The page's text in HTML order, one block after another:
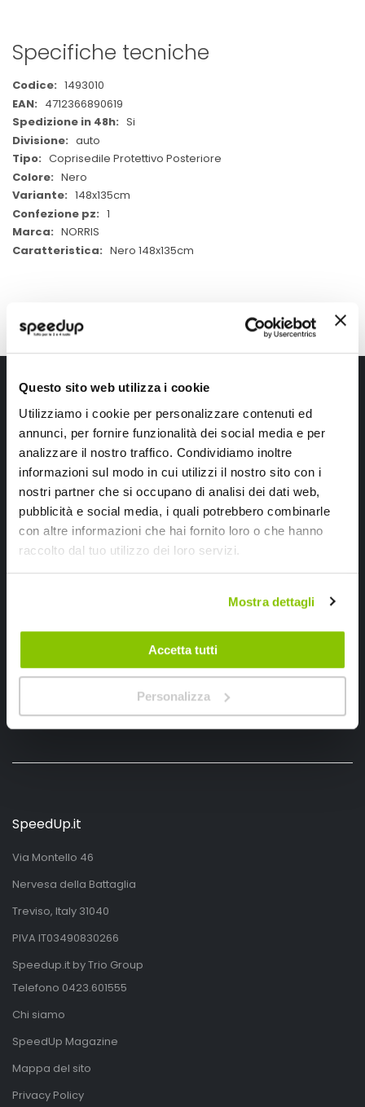
Questo sito web utilizza i cookie
Utilizziamo i cookie per personalizzare contenuti ed
annunci, per fornire funzionalità dei social media e per
analizzare il nostro traffico. Condividiamo inoltre
informazioni sul modo in cui utilizzi il nostro sito con i
nostri partner che si occupano di analisi dei dati web,
pubblicità e social media, i quali potrebbero combinarle
con altre informazioni che hai fornito loro o che hanno
raccolto dal tuo utilizzo dei loro servizi.
Mostra dettagli
Accetta tutti
Personalizza
Specifiche tecniche
Maggiori
Informazioni
1493010
4712366890619
Si
auto
Coprisedile Protettivo Posteriore
Nero
148x135cm
1
NORRIS
Nero 148x135cm
Iscriviti alla newsletter Speedup
Ricevi subito uno sconto del 10% per il tuo primo acquisto online!
Ho letto e accettato il documento privacy policy
Segui SPEEDUP.IT
SpeedUp.it
Via Montello 46
Nervesa della Battaglia
Treviso, Italy 31040
PIVA IT03490830266
Speedup.it by Trio Group
Telefono 0423.601555
Chi siamo
SpeedUp Magazine
Mappa del sito
Privacy Policy